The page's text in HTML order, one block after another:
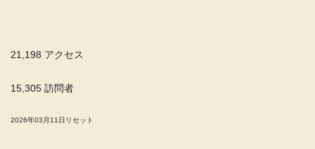
21,198 アクセス
15,305 訪問者
2026年03月11日リセット